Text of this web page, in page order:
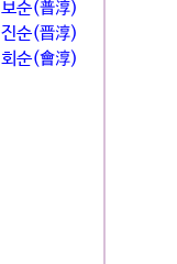
보순(普淳)
진순(晋淳)
회순(會淳)